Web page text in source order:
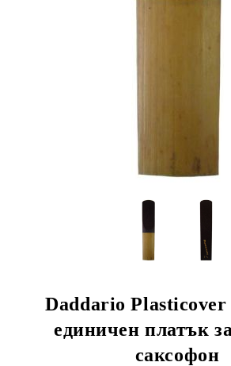
Daddario Plasticover
единичен платък
саксофон